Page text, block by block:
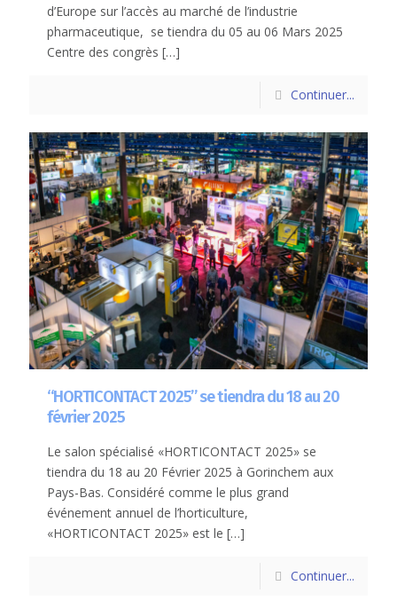
d’Europe sur l’accès au marché de l’industrie
pharmaceutique, se tiendra du 05 au 06 Mars 2025
Centre des congrès […]
Continuer...
“HORTICONTACT 2025” se tiendra du 18 au 20
février 2025
Le salon spécialisé «HORTICONTACT 2025» se
tiendra du 18 au 20 Février 2025 à Gorinchem aux
Pays-Bas. Considéré comme le plus grand
événement annuel de l’horticulture,
«HORTICONTACT 2025» est le […]
Continuer...